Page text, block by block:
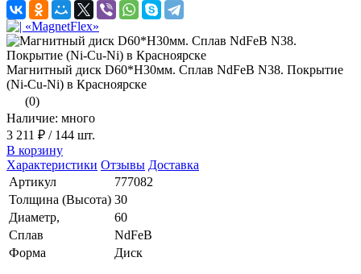
Магнитный диск D60*H30мм. Сплав NdFeB N38. Покрытие
(Ni-Cu-Ni) в Красноярске
(0)
Наличие: много
3 211 ₽ / 144 шт.
В корзину
Характеристики Отзывы Доставка
Артикул
777082
Толщина (Высота) 30
Диаметр,
60
Сплав
NdFeB
Форма
Диск